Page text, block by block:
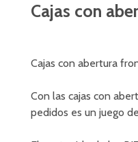
Cajas con
Cajas con abertura
Con las cajas con
pedidos es un juego